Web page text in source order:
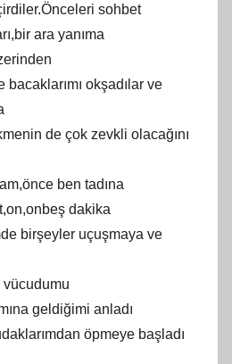
sohbet
ara yanıma
bacaklarımı okşadılar ve
de çok zevkli olacağını
ben tadına
dakika
birşeyler uçuşmaya ve
geldiğimi anladı
öpmeye başladı